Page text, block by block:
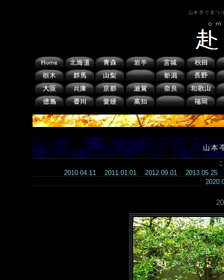
山本亭で見つ
山本
2010.04.11 2011.01.01 2012.09.01
2013.05.25